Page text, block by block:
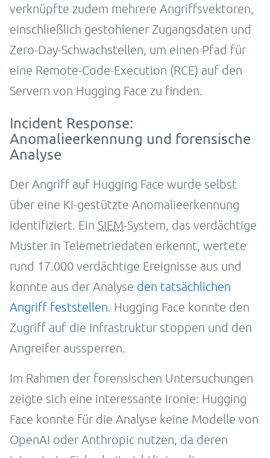
verknüpfte zudem mehrere Angriffsvektoren,
einschließlich gestohlener Zugangsdaten und
Zero-Day-Schwachstellen, um einen Pfad für
eine Remote-Code-Execution (RCE) auf den
Servern von Hugging Face zu finden.
Incident Response:
Anomalieerkennung und forensische
Analyse
Der Angriff auf Hugging Face wurde selbst
über eine KI-gestützte Anomalieerkennung
identifiziert. Ein SIEM-System, das verdächtige
Muster in Telemetriedaten erkennt, wertete
rund 17.000 verdächtige Ereignisse aus und
konnte aus der Analyse den tatsächlichen
Angriff feststellen. Hugging Face konnte den
Zugriff auf die Infrastruktur stoppen und den
Angreifer aussperren.
Im Rahmen der forensischen Untersuchungen
zeigte sich eine interessante Ironie: Hugging
Face konnte für die Analyse keine Modelle von
OpenAI oder Anthropic nutzen, da deren